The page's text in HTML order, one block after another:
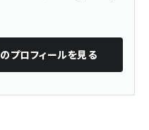
のプロフィールを見る